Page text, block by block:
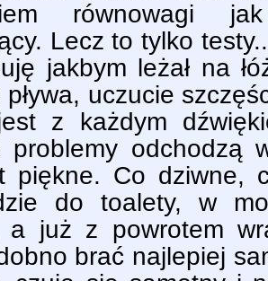
równowagi
Lecz to tylko
jakbym leżał na
uczucie
z każdym
problemy odchodzą
piękne. Co dziwne,
do toalety, w
a już z powrotem
brać najlepiej